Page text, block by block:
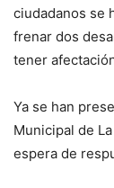
ciudadanos se
frenar dos
tener
Ya se han
Municipal de
espera de